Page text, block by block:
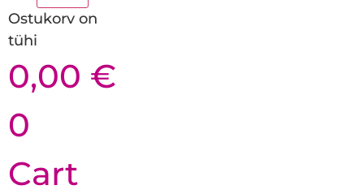
Ostukorv on
tühi
0,00 €
0
Cart